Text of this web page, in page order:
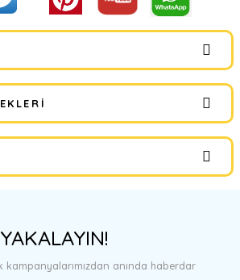
teşekkür ederiz.
kampanyalarımızdan anında haberdar